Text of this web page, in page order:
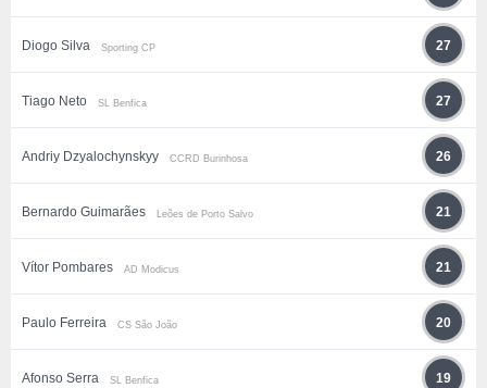
Diogo Silva Sporting CP 27
Tiago Neto SL Benfica 27
Andriy Dzyalochynskyy CCRD Burinhosa 26
Bernardo Guimarães Leões de Porto Salvo 21
Vítor Pombares AD Modicus 21
Paulo Ferreira CS São João 20
Afonso Serra SL Benfica 19